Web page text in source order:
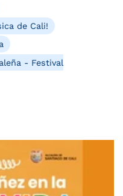
de Cali!
- Festival